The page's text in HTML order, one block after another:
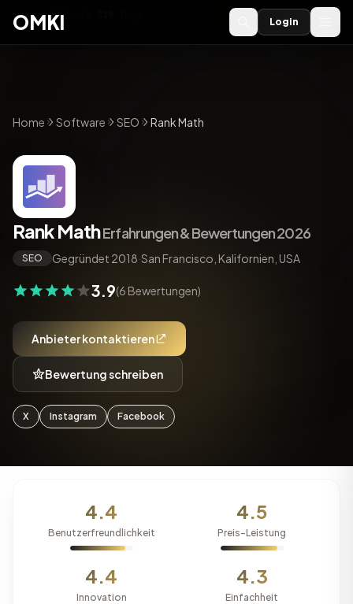
OMKI 2027
OMKI Login
Home Software SEO Rank Math
Rank MathErfahrungen & Bewertungen 2026
SEO Gegründet 2018·San Francisco, Kalifornien, USA
3.9(6 Bewertungen)
Anbieter kontaktieren
Bewertung schreiben
X Instagram Facebook
4.4
Benutzerfreundlichkeit
4.5
Preis-Leistung
4.4
Innovation
4.3
Einfachheit